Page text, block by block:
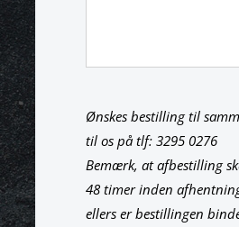
Ønskes bestilling til
til os på tlf: 3295 0276
Bemærk, at afbestilling
48 timer inden
ellers er bestillingen